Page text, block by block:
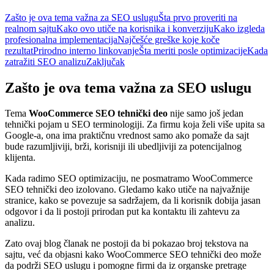
Zašto je ova tema važna za SEO usluguŠta prvo proveriti na
realnom sajtuKako ovo utiče na korisnika i konverzijuKako izgleda
profesionalna implementacijaNajčešće greške koje koče
rezultatPrirodno interno linkovanjeŠta meriti posle optimizacijeKada
zatražiti SEO analizuZaključak
Zašto je ova tema važna za SEO uslugu
Tema WooCommerce SEO tehnički deo nije samo još jedan
tehnički pojam u SEO terminologiji. Za firmu koja želi više upita sa
Google-a, ona ima praktičnu vrednost samo ako pomaže da sajt
bude razumljiviji, brži, korisniji ili ubedljiviji za potencijalnog
klijenta.
Kada radimo SEO optimizaciju, ne posmatramo WooCommerce
SEO tehnički deo izolovano. Gledamo kako utiče na najvažnije
stranice, kako se povezuje sa sadržajem, da li korisnik dobija jasan
odgovor i da li postoji prirodan put ka kontaktu ili zahtevu za
analizu.
Zato ovaj blog članak ne postoji da bi pokazao broj tekstova na
sajtu, već da objasni kako WooCommerce SEO tehnički deo može
da podrži SEO uslugu i pomogne firmi da iz organske pretrage